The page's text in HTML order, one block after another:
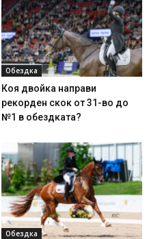
Обездка
Коя двойка направи
рекорден скок от 31-во до
№1 в обездката?
Обездка